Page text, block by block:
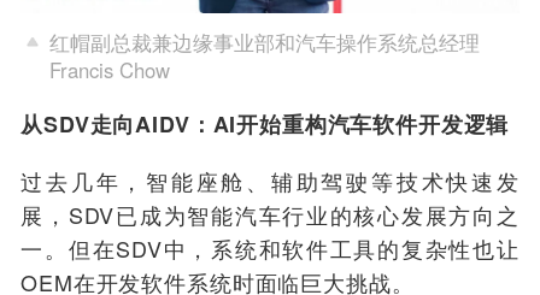
红帽副总裁兼边缘事业部和汽车操作系统总经理
Francis Chow
从SDV走向AIDV：AI开始重构汽车软件开发逻辑
过去几年， 智能座舱、辅助驾驶等技术快速发
展， SDV已成为智能汽车行业的核心发展方向之
一。但在SDV中，系统和软件工具的复杂性也让
OEM在开发软件系统时面临巨大挑战。